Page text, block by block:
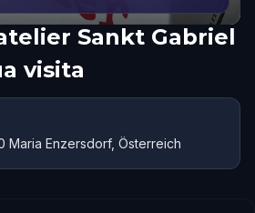
Sankt Gabriel
visita
Maria Enzersdorf, Österreich